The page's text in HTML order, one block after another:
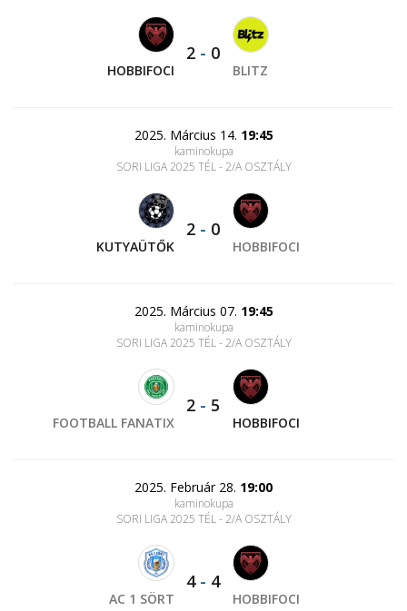
HOBBIFOCI
2 - 0
BLITZ
2025. Március 14. 19:45
kaminokupa
SORI LIGA 2025 TÉL - 2/A OSZTÁLY
KUTYAÜTŐK
2 - 0
HOBBIFOCI
2025. Március 07. 19:45
kaminokupa
SORI LIGA 2025 TÉL - 2/A OSZTÁLY
FOOTBALL FANATIX
2 - 5
HOBBIFOCI
2025. Február 28. 19:00
kaminokupa
SORI LIGA 2025 TÉL - 2/A OSZTÁLY
AC 1 SÖRT
4- 4
HOBBIFOCI